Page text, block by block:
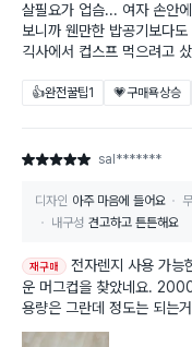
살필요가 업슴... 여자 손안
보니까 웬만한 밥공기보다
긱사에서 컵스프 먹으려고
👍완전꿀팁1 💗구매욕상승
별점 5점 sal*******
디자인 아주 마음에 들어요
내구성 견고하고 튼튼해요
재구매
전자렌지 사용 가능
운 머그컵을 찾았네요.
용량은 그란데 정도는 되는